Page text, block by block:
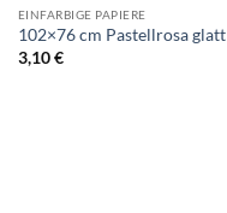
EINFARBIGE PAPIERE
102×76 cm Pastellrosa glatt
3,10€